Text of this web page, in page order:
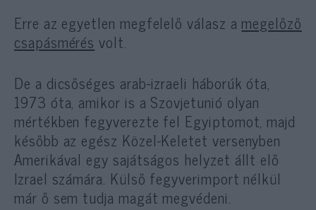
Erre az egyetlen megfelelő válasz a megelőző
csapásmérés volt.
De a dicsőséges arab-izraeli háborúk óta,
1973 óta, amikor is a Szovjetunió olyan
mértékben fegyverezte fel Egyiptomot, majd
később az egész Közel-Keletet versenyben
Amerikával egy sajátságos helyzet állt elő
Izrael számára. Külső fegyverimport nélkül
már ő sem tudja magát megvédeni.